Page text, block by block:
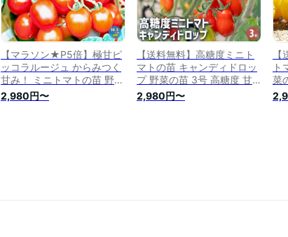
【マラソン★P5倍】極甘ピ
ッコラルージュ からみつく
甘み！ ミニトマトの苗 野菜
の苗 10.5cmポット 自根苗
トマト苗 とまと苗 ミニトマ
2,980円〜
【送料無料】高糖度ミニト
マトの苗 キャンディドロッ
プ 野菜の苗 3号 高糖度 甘
い スイーツ トマト苗 とま
と苗 ミニトマト苗 トマトの
2,980円〜
ト
菜
苗
ト